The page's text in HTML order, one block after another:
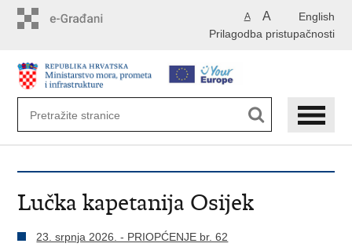
English
A A
Prilagodba pristupačnosti
Lučka kapetanija Osijek
23. srpnja 2026. - PRIOPĆENJE br. 62